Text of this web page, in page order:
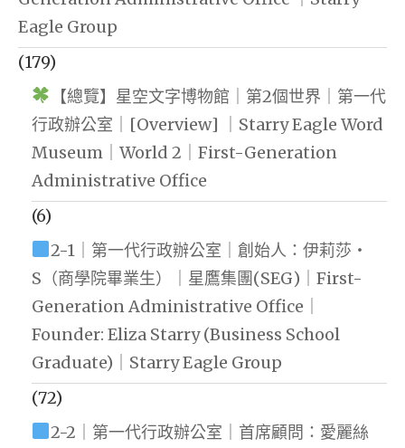
Eagle Group
(179)
【總覽】星空文字博物館｜第2個世界｜第一代
行政辦公室｜[Overview] ｜Starry Eagle Word
Museum｜World 2｜First-Generation
Administrative Office
(6)
2-1｜第一代行政辦公室｜創始人：伊莉莎・
S（商學院畢業生）｜星鷹集團(SEG)｜First-
Generation Administrative Office｜
Founder: Eliza Starry (Business School
Graduate)｜Starry Eagle Group
(72)
2-2｜第一代行政辦公室｜首席顧問：愛麗絲